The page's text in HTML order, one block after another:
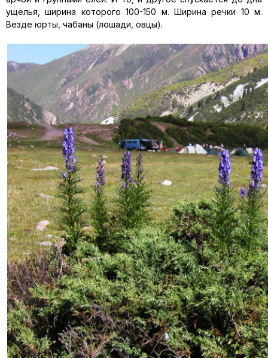
ущелья, ширина которого 100-150 м. Ширина речки 10 м.
Везде юрты, чабаны (лошади, овцы).